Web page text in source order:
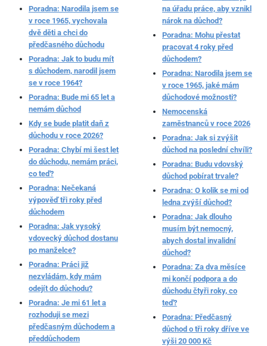
Poradna: Narodila jsem se
v roce 1965, vychovala
dvě děti a chci do
předčasného důchodu
Poradna: Jak to budu mít
s důchodem, narodil jsem
se v roce 1964?
Poradna: Bude mi 65 let a
nemám důchod
Kdy se bude platit daň z
důchodu v roce 2026?
Poradna: Chybí mi šest let
do důchodu, nemám práci,
co teď?
Poradna: Nečekaná
výpověď tři roky před
důchodem
Poradna: Jak vysoký
vdovecký důchod dostanu
po manželce?
Poradna: Práci již
nezvládám, kdy mám
odejít do důchodu?
Poradna: Je mi 61 let a
rozhoduji se mezi
předčasným důchodem a
předdůchodem
na úřadu práce, aby vznikl
nárok na důchod?
Poradna: Mohu přestat
pracovat 4 roky před
důchodem?
Poradna: Narodila jsem se
v roce 1965, jaké mám
důchodové možnosti?
Nemocenská
zaměstnanců v roce 2026
Poradna: Jak si zvýšit
důchod na poslední chvíli?
Poradna: Budu vdovský
důchod pobírat trvale?
Poradna: O kolik se mi od
ledna zvýší důchod?
Poradna: Jak dlouho
musím být nemocný,
abych dostal invalidní
důchod?
Poradna: Za dva měsíce
mi končí podpora a do
důchodu čtyři roky, co
teď?
Poradna: Předčasný
důchod o tři roky dříve ve
výši 20 000 Kč